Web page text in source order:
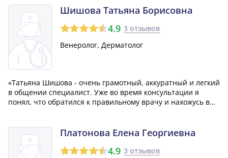
благодарен Кочкуровой Алане Олеговне за...»
Шишова Татьяна Борисовна
4.9 3 отзывов
Венеролог, Дерматолог
«Татьяна Шишова - очень грамотный, аккуратный и легкий
в общении специалист. Уже во время консультации я
понял, что обратился к правильному врачу и нахожусь в
чрезвычайно рад результату лече...»
Платонова Елена Георгиевна
4.9 3 отзывов